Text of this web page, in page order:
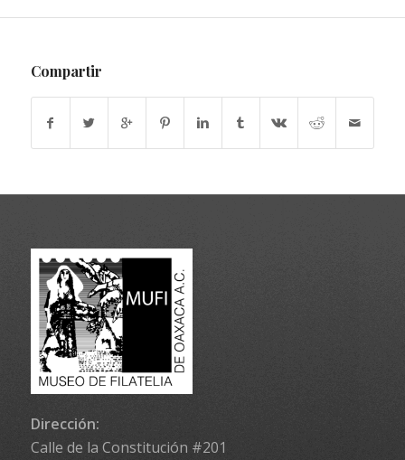
Compartir
Dirección:
Calle de la Constitución #201